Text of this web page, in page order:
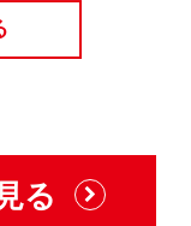
る